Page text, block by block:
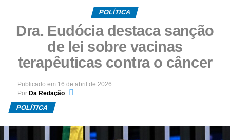
POLÍTICA
Dra. Eudócia destaca sanção
de lei sobre vacinas
terapêuticas contra o câncer
Publicado em 16 de abril de 2026
Por Da Redação
POLÍTICA